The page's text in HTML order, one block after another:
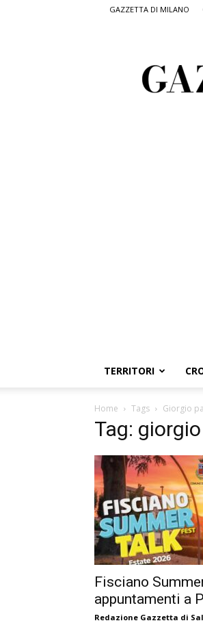
GAZZETTA DI MILANO
TERRITORI
Home Tags Giorgio
Tag:
Fisciano
appuntamenti a
Redazione Gazzetta di